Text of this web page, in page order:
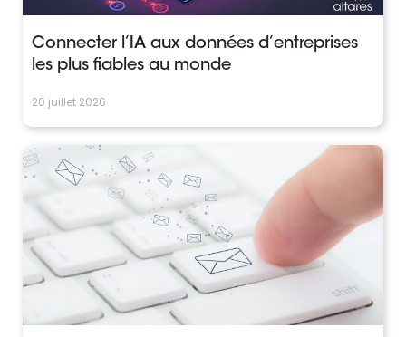
Connecter l’IA aux données d’entreprises
les plus fiables au monde
20 juillet 2026